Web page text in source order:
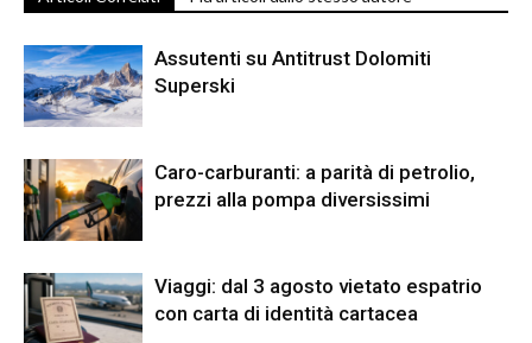
Assutenti su Antitrust Dolomiti
Superski
Caro-carburanti: a parità di petrolio,
prezzi alla pompa diversissimi
Viaggi: dal 3 agosto vietato espatrio
con carta di identità cartacea